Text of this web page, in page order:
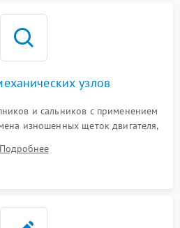
узлов
и сальников с применением
изношенных щеток двигателя,
резиновой манжеты.
Подробнее